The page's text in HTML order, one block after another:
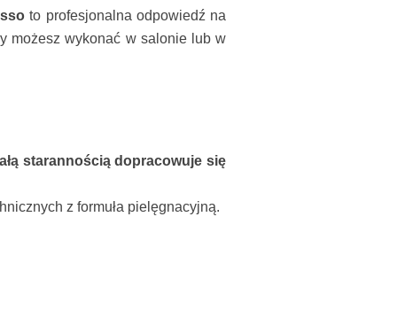
to profesjonalna odpowiedź na
możesz wykonać w salonie lub w
starannością dopracowuje się
z formuła pielęgnacyjną.